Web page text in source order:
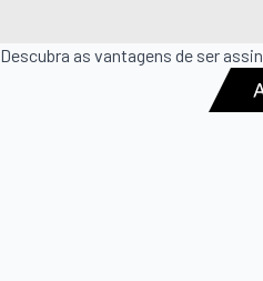
Descubra as vantagens de ser